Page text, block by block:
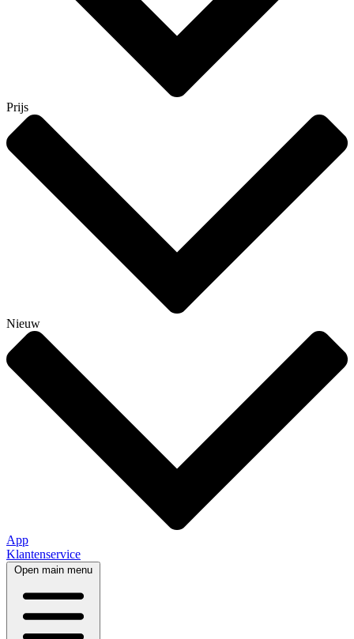
Prijs
Nieuw
App
Klantenservice
Open main menu